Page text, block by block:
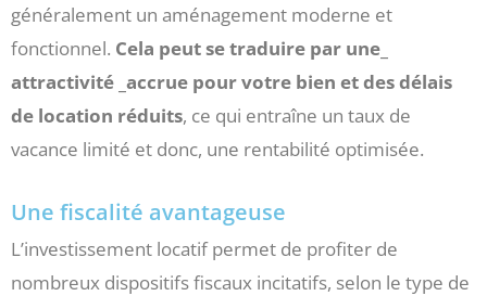
généralement un aménagement moderne et
fonctionnel. Cela peut se traduire par une_
attractivité _accrue pour votre bien et des délais
de location réduits, ce qui entraîne un taux de
vacance limité et donc, une rentabilité optimisée.
Une fiscalité avantageuse
L’investissement locatif permet de profiter de
nombreux dispositifs fiscaux incitatifs, selon le type de